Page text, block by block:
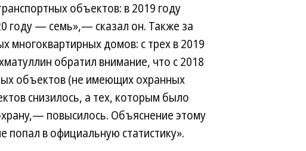
объектов: в 2019 году
году — семь»,— сказал он. Также за
многоквартирных домов: с трех в 2019
обратил внимание, что с 2018
объектов (не имеющих охранных
снизилось, а тех, которым было
повысилось. Объяснение этому
попал в официальную статистику».